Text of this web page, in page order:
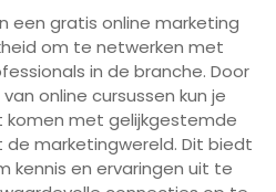
een gratis online marketing
om te netwerken met
in de branche. Door
online cursussen kun je
komen met gelijkgestemde
de marketingwereld. Dit biedt
kennis en ervaringen uit te